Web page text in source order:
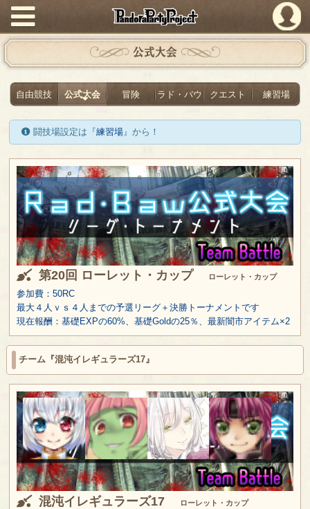
PandoraPartyProject
公式大会
自由競技 公式大会 冒険 ラド・バウ クエスト 練習場
闘技場設定は『練習場』から！
第20回 ローレット・カップ ローレット・カップ
参加費：50RC
最大４人ｖｓ４人までの予選リーグ＋決勝トーナメントです
現在報酬：基礎EXPの60%、基礎Goldの25％、最新闇市アイテム×2
チーム『混沌イレギュラーズ17』
混沌イレギュラーズ17 ローレット・カップ